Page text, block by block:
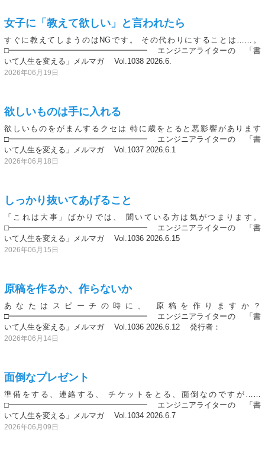
女子に「教えて欲しい」と言われたら
すぐに教えてしまうのはNGです。 その代わりにすることは……。
□━━━━━━━━━━━━━━━━━━ エンジニアライターの 「書
いて人生を変える」メルマガ Vol.1038 2026.6.
2026年06月19日
欲しいものは手に入れる
欲しいものをがまんするクセは 特に歳をとると悪影響があります
□━━━━━━━━━━━━━━━━━━ エンジニアライターの 「書
いて人生を変える」メルマガ Vol.1037 2026.6.1
2026年06月18日
しっかり抜いてあげること
「これは大事」ばかりでは、 聞いている方は気がつまります。
□━━━━━━━━━━━━━━━━━━ エンジニアライターの 「書
いて人生を変える」メルマガ Vol.1036 2026.6.15
2026年06月15日
原稿を作るか、作らないか
あなたはスピーチの時に、 原稿を作りますか？
□━━━━━━━━━━━━━━━━━━ エンジニアライターの 「書
いて人生を変える」メルマガ Vol.1036 2026.6.12 発行者：
2026年06月14日
面倒なプレゼント
準備をする、連絡する、 チケットをとる、面倒なのですが……
□━━━━━━━━━━━━━━━━━━ エンジニアライターの 「書
いて人生を変える」メルマガ Vol.1034 2026.6.7
2026年06月09日